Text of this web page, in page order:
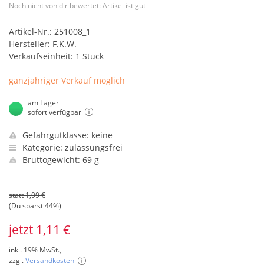
Noch nicht von dir bewertet: Artikel ist gut
Artikel-Nr.: 251008_1
Hersteller: F.K.W.
Verkaufseinheit: 1 Stück
ganzjähriger Verkauf möglich
am Lager
sofort verfügbar
Gefahrgutklasse: keine
Kategorie: zulassungsfrei
Bruttogewicht: 69 g
statt 1,99 €
(Du sparst 44%)
jetzt 1,11 €
inkl. 19% MwSt.,
zzgl.Versandkosten